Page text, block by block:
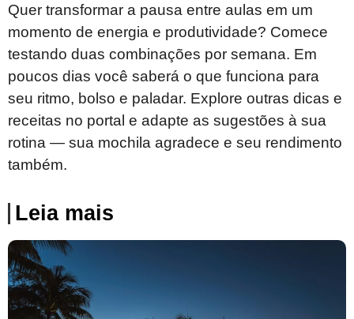
Quer transformar a pausa entre aulas em um
momento de energia e produtividade? Comece
testando duas combinações por semana. Em
poucos dias você saberá o que funciona para
seu ritmo, bolso e paladar. Explore outras dicas e
receitas no portal e adapte as sugestões à sua
rotina — sua mochila agradece e seu rendimento
também.
Leia mais